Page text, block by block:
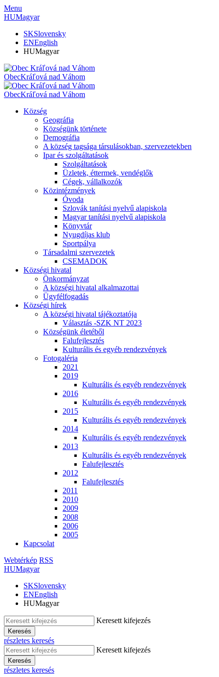
Menu
HUMagyar
SKSlovensky
ENEnglish
HUMagyar
ObecKráľová nad Váhom
ObecKráľová nad Váhom
Község
Geográfia
Községünk története
Demográfia
A község tagsága társulásokban, szervezetekben
Ipar és szolgáltatások
Szolgáltatások
Üzletek, éttermek, vendéglők
Cégek, vállalkozók
Közintézmények
Óvoda
Szlovák tanítási nyelvű alapiskola
Magyar tanítási nyelvű alapiskola
Könyvtár
Nyugdíjas klub
Sportpálya
Társadalmi szervezetek
CSEMADOK
Községi hivatal
Önkormányzat
A községi hivatal alkalmazottai
Ügyfélfogadás
Községi hírek
A községi hivatal tájékoztatója
Választás -SZK NT 2023
Községünk életéből
Falufejlesztés
Kulturális és egyéb rendezvények
Fotogaléria
2021
2019
Kulturális és egyéb rendezvények
2016
Kulturális és egyéb rendezvények
2015
Kulturális és egyéb rendezvények
2014
Kulturális és egyéb rendezvények
2013
Kulturális és egyéb rendezvények
Falufejlesztés
2012
Falufejlesztés
2011
2010
2009
2008
2006
2005
Kapcsolat
Webtérkép RSS
HUMagyar
SKSlovensky
ENEnglish
HUMagyar
Keresett kifejezés
Keresés
részletes keresés
Keresett kifejezés
Keresés
részletes keresés